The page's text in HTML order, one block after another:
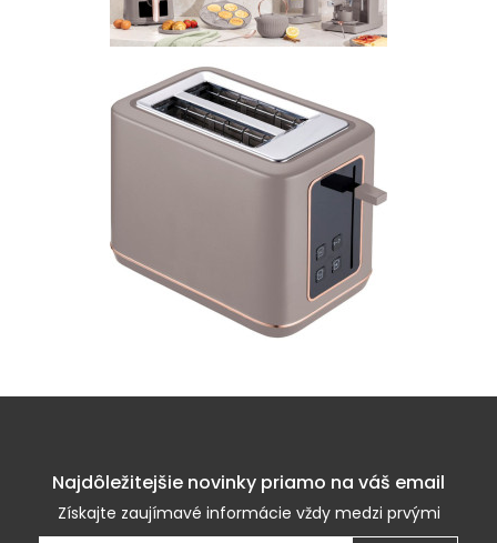
Najdôležitejšie novinky priamo na váš email
Získajte zaujímavé informácie vždy medzi prvými